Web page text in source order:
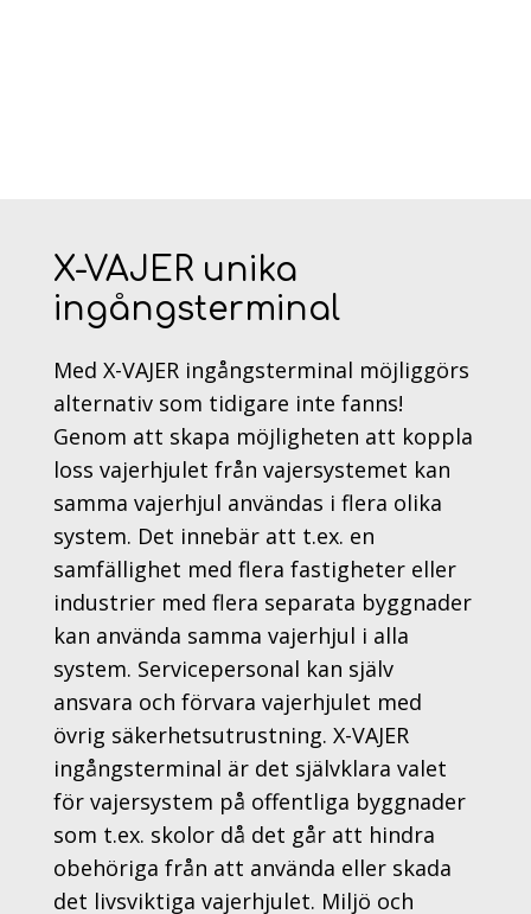
X-VAJER unika
ingångsterminal
Med X-VAJER ingångsterminal möjliggörs
alternativ som tidigare inte fanns!
Genom att skapa möjligheten att koppla
loss vajerhjulet från vajersystemet kan
samma vajerhjul användas i flera olika
system. Det innebär att t.ex. en
samfällighet med flera fastigheter eller
industrier med flera separata byggnader
kan använda samma vajerhjul i alla
system. Servicepersonal kan själv
ansvara och förvara vajerhjulet med
övrig säkerhetsutrustning. X-VAJER
ingångsterminal är det självklara valet
för vajersystem på offentliga byggnader
som t.ex. skolor då det går att hindra
obehöriga från att använda eller skada
det livsviktiga vajerhjulet. Miljö och